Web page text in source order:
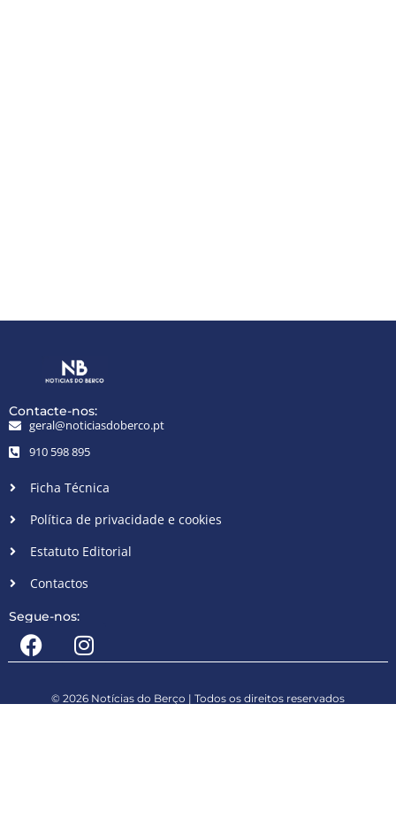
Contacte-nos:
geral@noticiasdoberco.pt
910 598 895
Ficha Técnica
Política de privacidade e cookies
Estatuto Editorial
Contactos
Segue-nos:
© 2026 Notícias do Berço | Todos os direitos reservados